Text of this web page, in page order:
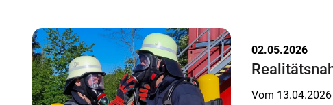
02.05.2026
Vom